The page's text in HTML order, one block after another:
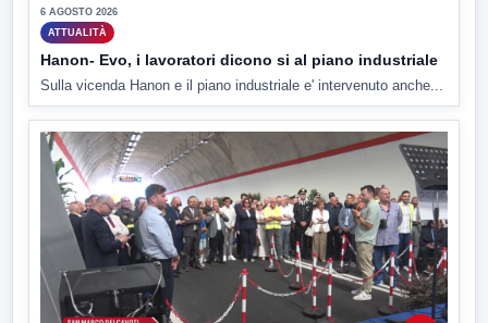
6 AGOSTO 2026
ATTUALITÀ
Hanon- Evo, i lavoratori dicono si al piano industriale
Sulla vicenda Hanon e il piano industriale e' intervenuto anche...